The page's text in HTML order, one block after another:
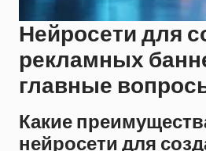
Нейросети для
рекламных
главные
Какие
нейросети для